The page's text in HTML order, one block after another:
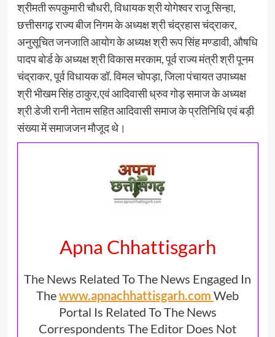
श्रीमती रूपकुमारी चौधरी, विधायक श्री योगेश्वर राजू सिन्हा,
छत्तीसगढ़ राज्य बीज निगम के अध्यक्ष श्री चंद्रहास चंद्राकर,
अनुसूचित जनजाति आयोग के अध्यक्ष श्री रूप सिंह मण्डावी, औषधि
पादप बोर्ड के अध्यक्ष श्री विकास मरकाम, पूर्व राज्य मंत्री श्री पूनम
चंद्राकर, पूर्व विधायक डॉ. विमल चोपड़ा, जिला पंचायत उपाध्यक्ष
श्री भीखम सिंह ठाकुर,एवं आदिवासी ध्रुव गोड़ समाज के अध्यक्ष
श्री डेजी रानी नेताम सहित आदिवासी समाज के प्रतिनिधि एवं बड़ी
संख्या में समाजजन मौजूद थे।
Apna Chhattisgarh
The News Related To The News Engaged In
Thewww.apnachhattisgarh.com Web
Portal Is Related To The News
Correspondents The Editor Does Not